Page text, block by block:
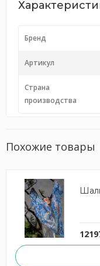
Бренд
Артикул
Страна
производства
Похожие товары